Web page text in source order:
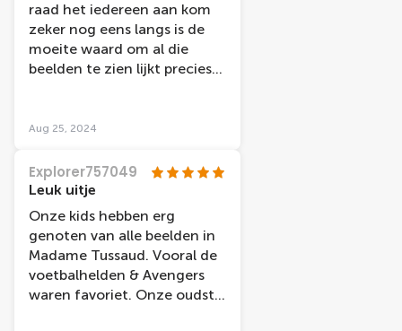
raad het iedereen aan kom
zeker nog eens langs is de
moeite waard om al die
beelden te zien lijkt precies
Aug 25, 2024
Explorer757049
Leuk uitje
Onze kids hebben erg
genoten van alle beelden in
Madame Tussaud. Vooral de
voetbalhelden & Avengers
waren favoriet. Onze oudste